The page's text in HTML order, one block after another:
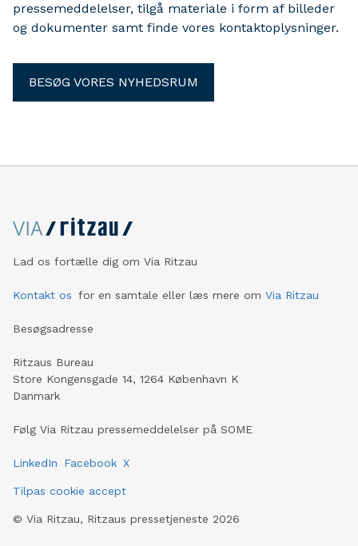
pressemeddelelser, tilgå materiale i form af billeder
og dokumenter samt finde vores kontaktoplysninger.
BESØG VORES NYHEDSRUM
Lad os fortælle dig om Via Ritzau
Kontakt os for en samtale eller læs mere om Via Ritzau
Besøgsadresse
Ritzaus Bureau
Store Kongensgade 14, 1264 København K
Danmark
Følg Via Ritzau pressemeddelelser på SOME
LinkedIn Facebook X
Tilpas cookie accept
© Via Ritzau, Ritzaus pressetjeneste 2026